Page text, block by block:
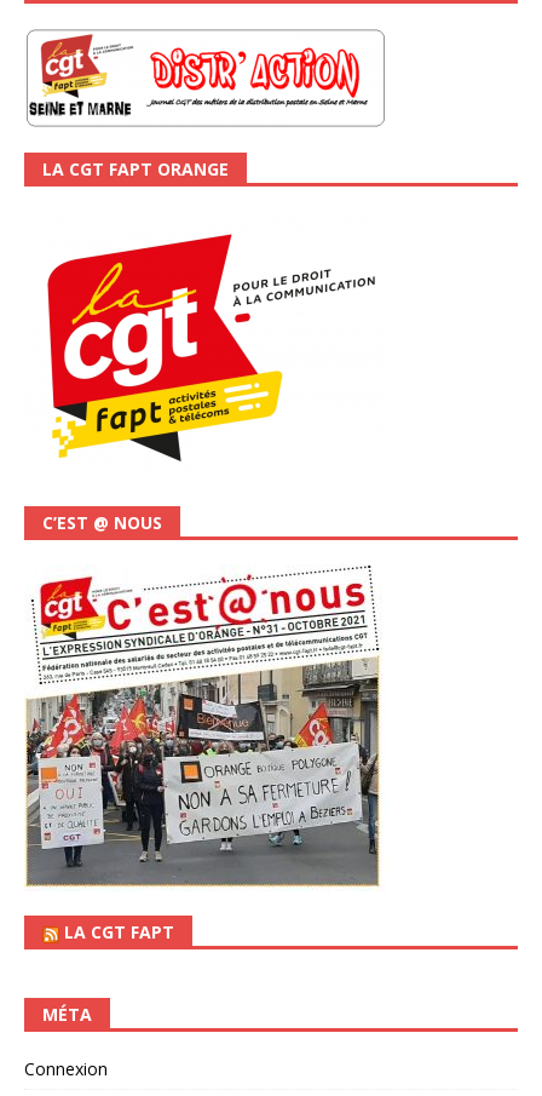
LA CGT FAPT ORANGE
C’EST @ NOUS
LA CGT FAPT
MÉTA
Connexion